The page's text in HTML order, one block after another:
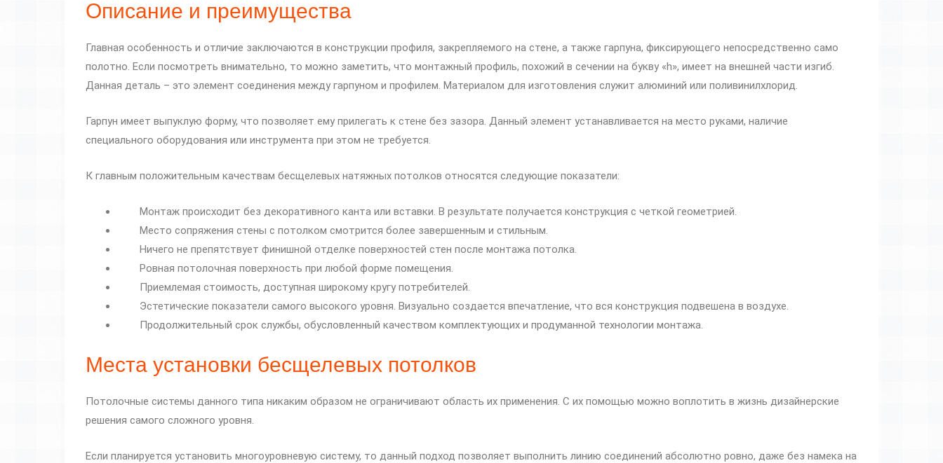
Описание и преимущества
Главная особенность и отличие заключаются в конструкции профиля, закрепляемого на стене, а также гарпуна, фиксирующего непосредственно само
полотно. Если посмотреть внимательно, то можно заметить, что монтажный профиль, похожий в сечении на букву «h», имеет на внешней части изгиб.
Данная деталь – это элемент соединения между гарпуном и профилем. Материалом для изготовления служит алюминий или поливинилхлорид.
Гарпун имеет выпуклую форму, что позволяет ему прилегать к стене без зазора. Данный элемент устанавливается на место руками, наличие
специального оборудования или инструмента при этом не требуется.
К главным положительным качествам бесщелевых натяжных потолков относятся следующие показатели:
Монтаж происходит без декоративного канта или вставки. В результате получается конструкция с четкой геометрией.
Место сопряжения стены с потолком смотрится более завершенным и стильным.
Ничего не препятствует финишной отделке поверхностей стен после монтажа потолка.
Ровная потолочная поверхность при любой форме помещения.
Приемлемая стоимость, доступная широкому кругу потребителей.
Эстетические показатели самого высокого уровня. Визуально создается впечатление, что вся конструкция подвешена в воздухе.
Продолжительный срок службы, обусловленный качеством комплектующих и продуманной технологии монтажа.
Места установки бесщелевых потолков
Потолочные системы данного типа никаким образом не ограничивают область их применения. С их помощью можно воплотить в жизнь дизайнерские
решения самого сложного уровня.
Если планируется установить многоуровневую систему, то данный подход позволяет выполнить линию соединений абсолютно ровно, даже без намека на